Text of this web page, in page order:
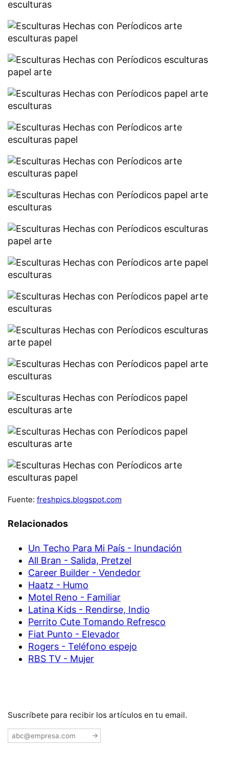
Fuente: freshpics.blogspot.com
Relacionados
Un Techo Para Mi País - Inundación
All Bran - Salida, Pretzel
Career Builder - Vendedor
Haatz - Humo
Motel Reno - Familiar
Latina Kids - Rendirse, Indio
Perrito Cute Tomando Refresco
Fiat Punto - Elevador
Rogers - Teléfono espejo
RBS TV - Mujer
Suscríbete para recibir los artículos en tu email.